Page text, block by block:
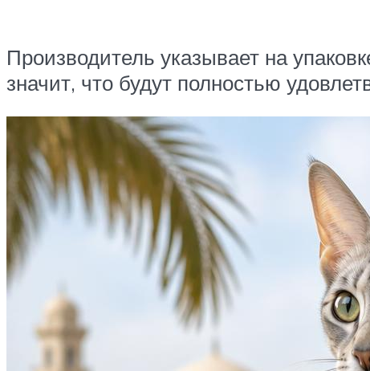
Производитель указывает на
значит, что будут полностью